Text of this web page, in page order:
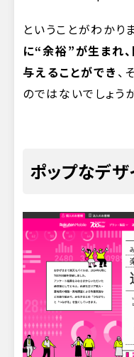
ということがわかり
に“余裕”が生まれ
与えることができ 、
のではないでしょう
ポップなデザ